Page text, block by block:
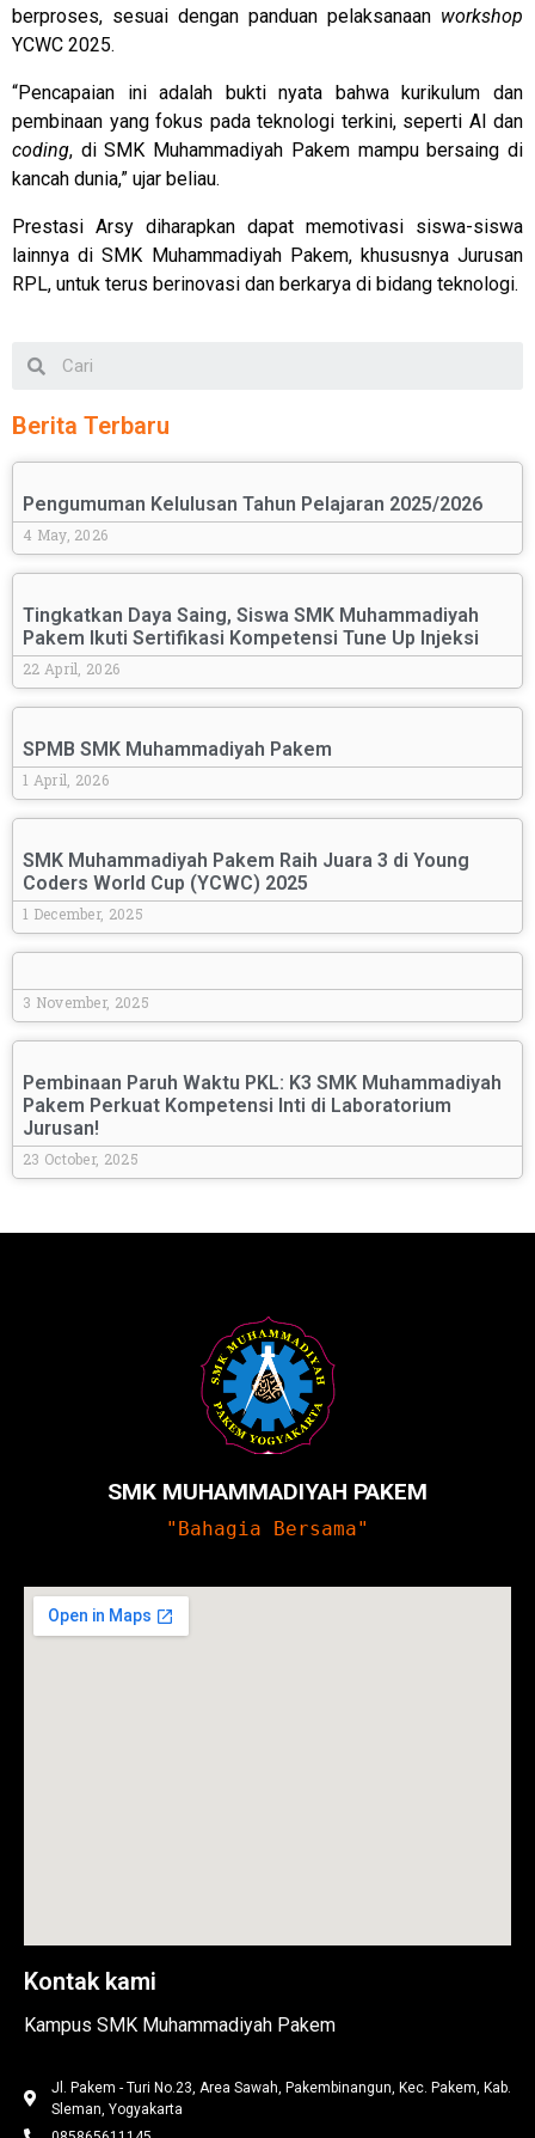
berproses, sesuai dengan panduan pelaksanaan workshop
YCWC 2025.
“Pencapaian ini adalah bukti nyata bahwa kurikulum dan
pembinaan yang fokus pada teknologi terkini, seperti AI dan
coding, di SMK Muhammadiyah Pakem mampu bersaing di
kancah dunia,” ujar beliau.
Prestasi Arsy diharapkan dapat memotivasi siswa-siswa
lainnya di SMK Muhammadiyah Pakem, khususnya Jurusan
RPL, untuk terus berinovasi dan berkarya di bidang teknologi.
Berita Terbaru
Pengumuman Kelulusan Tahun Pelajaran 2025/2026
4 May, 2026
Tingkatkan Daya Saing, Siswa SMK Muhammadiyah
Pakem Ikuti Sertifikasi Kompetensi Tune Up Injeksi
22 April, 2026
SPMB SMK Muhammadiyah Pakem
1 April, 2026
SMK Muhammadiyah Pakem Raih Juara 3 di Young
Coders World Cup (YCWC) 2025
1 December, 2025
3 November, 2025
Pembinaan Paruh Waktu PKL: K3 SMK Muhammadiyah
Pakem Perkuat Kompetensi Inti di Laboratorium
Jurusan!
23 October, 2025
SMK MUHAMMADIYAH PAKEM
"Bahagia Bersama"
Kontak kami
Kampus SMK Muhammadiyah Pakem
Jl. Pakem - Turi No.23, Area Sawah, Pakembinangun, Kec. Pakem, Kab.
Sleman, Yogyakarta